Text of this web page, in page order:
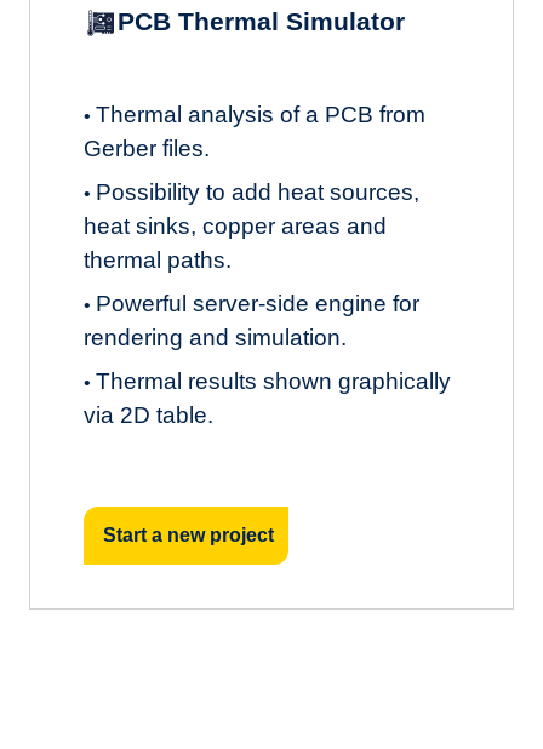
PCB Thermal Simulator
• Thermal analysis of a PCB from
Gerber files.
• Possibility to add heat sources,
heat sinks, copper areas and
thermal paths.
• Powerful server-side engine for
rendering and simulation.
• Thermal results shown graphically
via 2D table.
Start a new project